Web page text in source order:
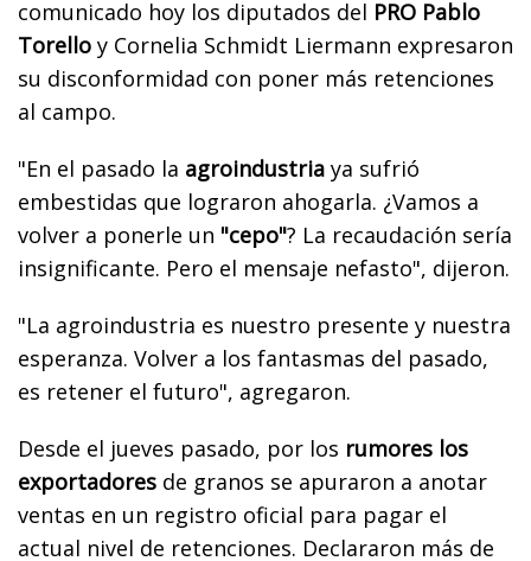
comunicado hoy los diputados del PRO Pablo
Torello y Cornelia Schmidt Liermann expresaron
su disconformidad con poner más retenciones
al campo.
"En el pasado la agroindustria ya sufrió
embestidas que lograron ahogarla. ¿Vamos a
volver a ponerle un "cepo"? La recaudación sería
insignificante. Pero el mensaje nefasto", dijeron.
"La agroindustria es nuestro presente y nuestra
esperanza. Volver a los fantasmas del pasado,
es retener el futuro", agregaron.
Desde el jueves pasado, por los rumores los
exportadores de granos se apuraron a anotar
ventas en un registro oficial para pagar el
actual nivel de retenciones. Declararon más de